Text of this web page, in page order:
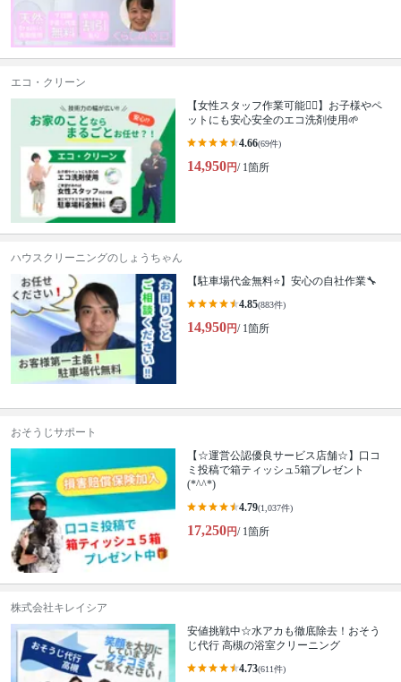
エコ・クリーン
【女性スタッフ作業可能🙆‍♀️】お子様やペ
ットにも安心安全のエコ洗剤使用🌱
4.66(69件)
14,950円/ 1箇所
ハウスクリーニングのしょうちゃん
【駐車場代金無料⭐️】安心の自社作業🔧
4.85(883件)
14,950円/ 1箇所
おそうじサポート
【☆運営公認優良サービス店舗☆】口コ
ミ投稿で箱ティッシュ5箱プレゼント
(*^^*)
4.79(1,037件)
17,250円/ 1箇所
株式会社キレイシア
安値挑戦中☆水アカも徹底除去！おそう
じ代行 高槻の浴室クリーニング
4.73(611件)